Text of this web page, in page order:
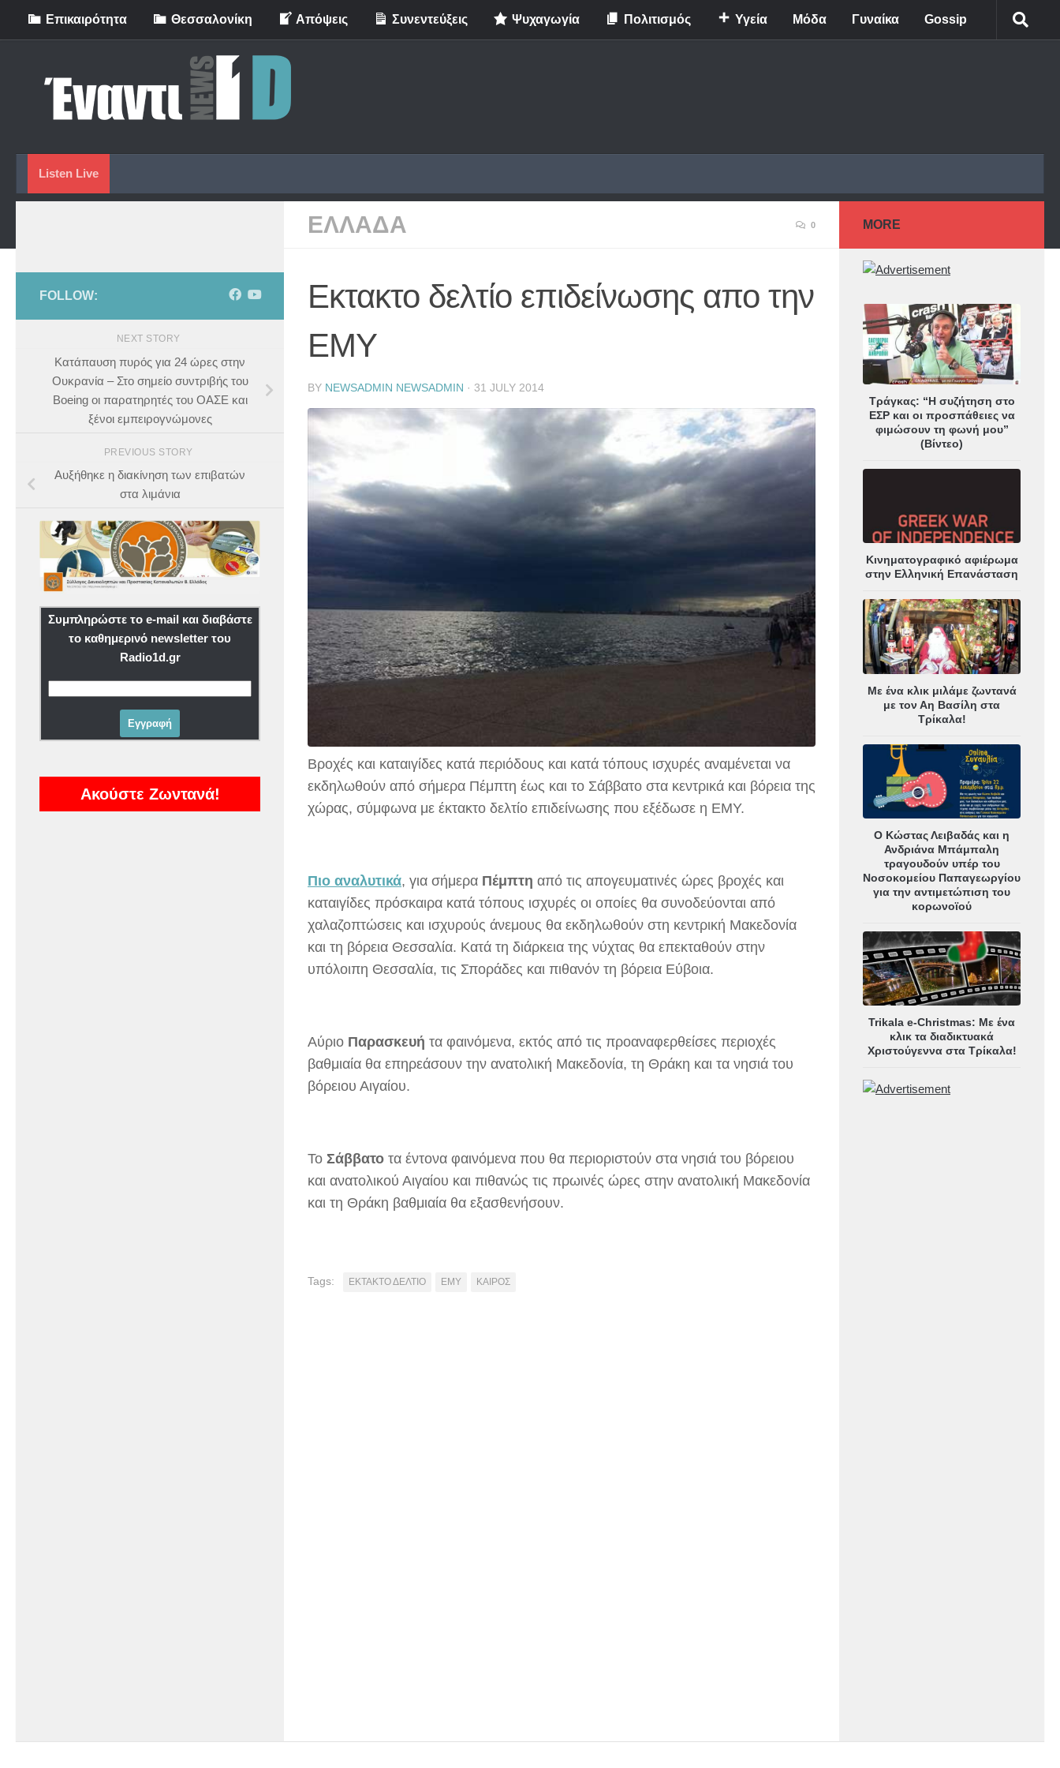
Skip to content
Eπικαιρότητα Θεσσαλονίκη Απόψεις Συνεντεύξεις Ψυχαγωγία Πολιτισμός Υγεία Μόδα Γυναίκα Gossip
Listen Live
ΕΛΛΑΔΑ 0
Εκτακτο δελτίο επιδείνωσης απο την
ΕΜΥ
BY NEWSADMIN NEWSADMIN · 31 JULY 2014
Βροχές και καταιγίδες κατά περιόδους και κατά τόπους ισχυρές αναμένεται να
εκδηλωθούν από σήμερα Πέμπτη έως και το Σάββατο στα κεντρικά και βόρεια της
χώρας, σύμφωνα με έκτακτο δελτίο επιδείνωσης που εξέδωσε η ΕΜΥ.
Πιο αναλυτικά, για σήμερα Πέμπτη από τις απογευματινές ώρες βροχές και
καταιγίδες πρόσκαιρα κατά τόπους ισχυρές οι οποίες θα συνοδεύονται από
χαλαζοπτώσεις και ισχυρούς άνεμους θα εκδηλωθούν στη κεντρική Μακεδονία
και τη βόρεια Θεσσαλία. Κατά τη διάρκεια της νύχτας θα επεκταθούν στην
υπόλοιπη Θεσσαλία, τις Σποράδες και πιθανόν τη βόρεια Εύβοια.
Αύριο Παρασκευή τα φαινόμενα, εκτός από τις προαναφερθείσες περιοχές
βαθμιαία θα επηρεάσουν την ανατολική Μακεδονία, τη Θράκη και τα νησιά του
βόρειου Αιγαίου.
Το Σάββατο τα έντονα φαινόμενα που θα περιοριστούν στα νησιά του βόρειου
και ανατολικού Αιγαίου και πιθανώς τις πρωινές ώρες στην ανατολική Μακεδονία
και τη Θράκη βαθμιαία θα εξασθενήσουν.
Tags: ΕΚΤΑΚΤΟ ΔΕΛΤΙΟ ΕΜΥ ΚΑΙΡΟΣ
FOLLOW:
NEXT STORY
Κατάπαυση πυρός για 24 ώρες στην
Ουκρανία – Στο σημείο συντριβής του
Boeing οι παρατηρητές του ΟΑΣΕ και
ξένοι εμπειρογνώμονες
PREVIOUS STORY
Αυξήθηκε η διακίνηση των επιβατών
στα λιμάνια
Συμπληρώστε το e-mail και διαβάστε
το καθημερινό newsletter του
Radio1d.gr
Ακούστε Ζωντανά!
MORE
Τράγκας: “Η συζήτηση στο
ΕΣΡ και οι προσπάθειες να
φιμώσουν τη φωνή μου”
(Βίντεο)
Κινηματογραφικό αφιέρωμα
στην Ελληνική Επανάσταση
Με ένα κλικ μιλάμε ζωντανά
με τον Αη Βασίλη στα
Τρίκαλα!
Ο Κώστας Λειβαδάς και η
Ανδριάνα Μπάμπαλη
τραγουδούν υπέρ του
Νοσοκομείου Παπαγεωργίου
για την αντιμετώπιση του
κορωνοϊού
Trikala e-Christmas: Με ένα
κλικ τα διαδικτυακά
Χριστούγεννα στα Τρίκαλα!